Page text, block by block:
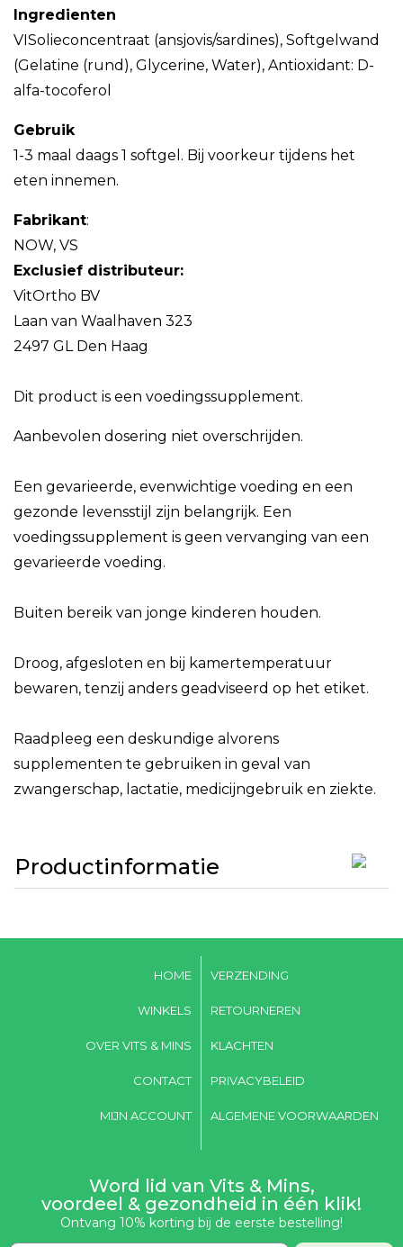
Ingredienten
VISolieconcentraat (ansjovis/sardines), Softgelwand
(Gelatine (rund), Glycerine, Water), Antioxidant: D-
alfa-tocoferol
Gebruik
1-3 maal daags 1 softgel. Bij voorkeur tijdens het
eten innemen.
Fabrikant:
NOW, VS
Exclusief distributeur:
VitOrtho BV
Laan van Waalhaven 323
2497 GL Den Haag
Dit product is een voedingssupplement.
Aanbevolen dosering niet overschrijden.
Een gevarieerde, evenwichtige voeding en een
gezonde levensstijl zijn belangrijk. Een
voedingssupplement is geen vervanging van een
gevarieerde voeding.
Buiten bereik van jonge kinderen houden.
Droog, afgesloten en bij kamertemperatuur
bewaren, tenzij anders geadviseerd op het etiket.
Raadpleeg een deskundige alvorens
supplementen te gebruiken in geval van
zwangerschap, lactatie, medicijngebruik en ziekte.
Productinformatie
HOME
WINKELS
OVER VITS & MINS
CONTACT
MIJN ACCOUNT
VERZENDING
RETOURNEREN
KLACHTEN
PRIVACYBELEID
ALGEMENE VOORWAARDEN
Word lid van Vits & Mins,
voordeel & gezondheid in één klik!
Ontvang 10% korting bij de eerste bestelling!